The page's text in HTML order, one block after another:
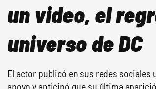
un video, el
universo de DC
El actor publicó en sus redes sociales
apoyo y anticipó que su última